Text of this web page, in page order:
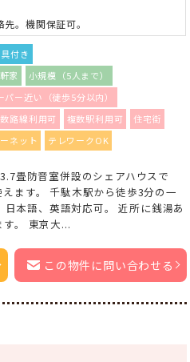
。機関保証可。
付き
家
小規模（5人まで）
パー近い（徒歩5分以内）
路線利用可 複数駅利用可
住宅街
ネット テレワークOK
畳防音室併設のシェアハウスで
ます。 千駄木駅から徒歩3分の一
本語、英語対応可。 近所に銭湯あ
。 東京大...
この物件に問い合わせる